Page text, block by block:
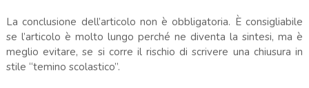
La conclusione dell’articolo non è obbligatoria. È consigliabile
se l’articolo è molto lungo perché ne diventa la sintesi, ma è
meglio evitare, se si corre il rischio di scrivere una chiusura in
stile “temino scolastico”.